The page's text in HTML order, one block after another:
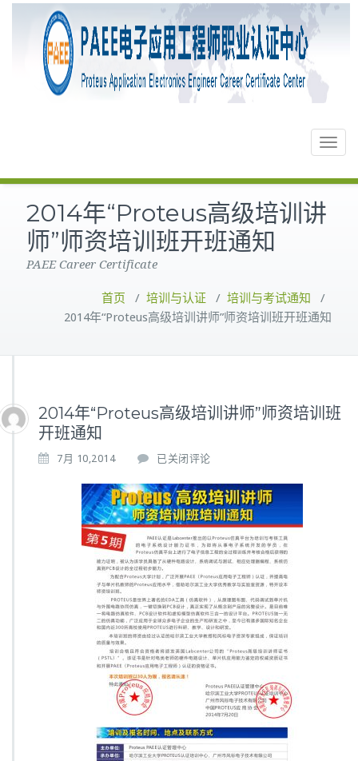
Toggle
2014年“Proteus高级培训讲
师”师资培训班开班通知
PAEE Career Certificate
首页 / 培训与认证 / 培训与考试通知 /
2014年“Proteus高级培训讲师”师资培训班开班通知
2014年“Proteus高级培训讲师”师资培训班
开班通知
7月 10,2014
2
1
4
年
“P
r
o
t
e
u
s
高
级
培
师”
师
已关闭评论